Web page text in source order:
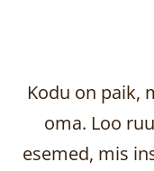
Kodu on paik,
oma. Loo
esemed, mis